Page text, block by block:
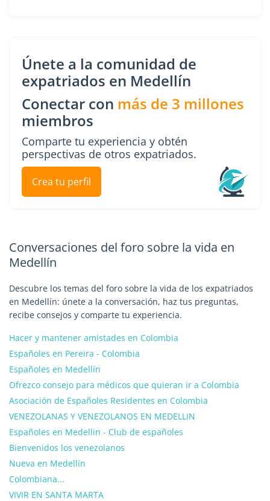
Únete a la comunidad de
expatriados en Medellín
Conectar con más de 3 millones
miembros
Comparte tu experiencia y obtén
perspectivas de otros expatriados.
Crea tu perfil
Conversaciones del foro sobre la vida en
Medellín
Descubre los temas del foro sobre la vida de los expatriados
en Medellín: únete a la conversación, haz tus preguntas,
recibe consejos y comparte tu experiencia.
Hacer y mantener amistades en Colombia
Españoles en Pereira - Colombia
Españoles en Medellín
Ofrezco consejo para médicos que quieran ir a Colombia
Asociación de Españoles Residentes en Colombia
VENEZOLANAS Y VENEZOLANOS EN MEDELLIN
Españoles en Medellin - Club de españoles
Bienvenidos los venezolanos
Nueva en Medellín
Colombiana...
VIVIR EN SANTA MARTA